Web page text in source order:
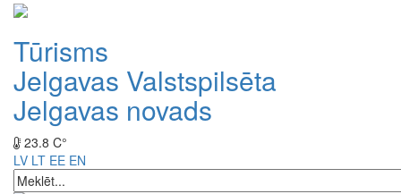
Tūrisms
Jelgavas Valstspilsēta
Jelgavas novads
23.8 C°
LV LT EE EN